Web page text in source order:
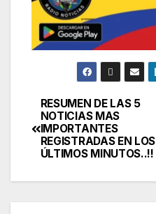
RESUMEN DE LAS 5
NOTICIAS MAS
IMPORTANTES
REGISTRADAS EN LOS
ÚLTIMOS MINUTOS..!!